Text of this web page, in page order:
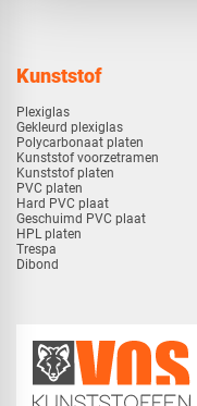
Kunststof
Plexiglas
Gekleurd plexiglas
Polycarbonaat platen
Kunststof voorzetramen
Kunststof platen
PVC platen
Hard PVC plaat
Geschuimd PVC plaat
HPL platen
Trespa
Dibond